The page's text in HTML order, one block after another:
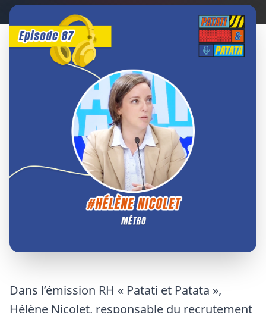
Dans l’émission RH « Patati et Patata »,
Hélène Nicolet, responsable du recrutement